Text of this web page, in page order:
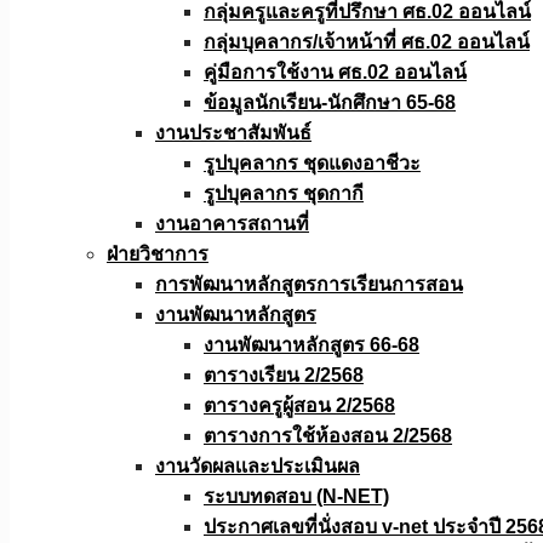
กลุ่มครูและครูที่ปรึกษา ศธ.02 ออนไลน์
กลุ่มบุคลากร/เจ้าหน้าที่ ศธ.02 ออนไลน์
คู่มือการใช้งาน ศธ.02 ออนไลน์
ข้อมูลนักเรียน-นักศึกษา 65-68
งานประชาสัมพันธ์
รูปบุคลากร ชุดแดงอาชีวะ
รูปบุคลากร ชุดกากี
งานอาคารสถานที่
ฝ่ายวิชาการ
การพัฒนาหลักสูตรการเรียนการสอน
งานพัฒนาหลักสูตร
งานพัฒนาหลักสูตร 66-68
ตารางเรียน 2/2568
ตารางครูผู้สอน 2/2568
ตารางการใช้ห้องสอน 2/2568
งานวัดผลเเละประเมินผล
ระบบทดสอบ (N-NET)
ประกาศเลขที่นั่งสอบ v-net ประจำปี